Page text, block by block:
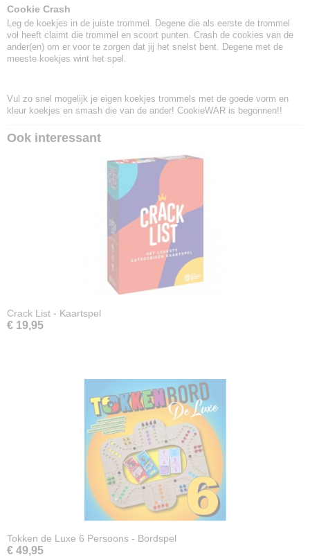
Cookie Crash
Leg de koekjes in de juiste trommel. Degene die als eerste de trommel
vol heeft claimt die trommel en scoort punten. Crash de cookies van de
ander(en) om er voor te zorgen dat jij het snelst bent. Degene met de
meeste koekjes wint het spel.
Vul zo snel mogelijk je eigen koekjes trommels met de goede vorm en
kleur koekjes en smash die van de ander! CookieWAR is begonnen!!
Ook interessant
Crack List - Kaartspel
€ 19,95
Tokken de Luxe 6 Persoons - Bordspel
€ 49,95